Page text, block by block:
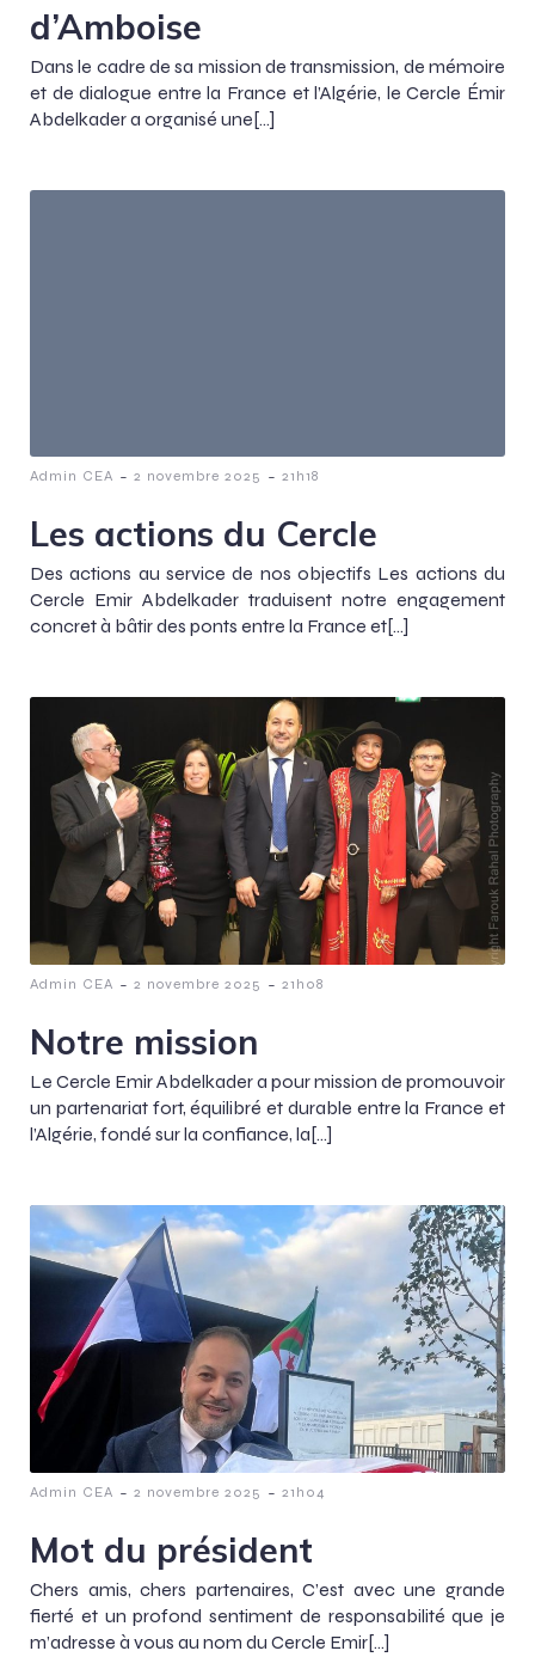
d’Amboise
Dans le cadre de sa mission de transmission, de mémoire
et de dialogue entre la France et l’Algérie, le Cercle Émir
Abdelkader a organisé une[…]
Admin CEA - 2 novembre 2025 - 21h18
Les actions du Cercle
Des actions au service de nos objectifs Les actions du
Cercle Emir Abdelkader traduisent notre engagement
concret à bâtir des ponts entre la France et[…]
Admin CEA - 2 novembre 2025 - 21h08
Notre mission
Le Cercle Emir Abdelkader a pour mission de promouvoir
un partenariat fort, équilibré et durable entre la France et
l’Algérie, fondé sur la confiance, la[…]
Admin CEA - 2 novembre 2025 - 21h04
Mot du président
Chers amis, chers partenaires, C’est avec une grande
fierté et un profond sentiment de responsabilité que je
m’adresse à vous au nom du Cercle Emir[…]